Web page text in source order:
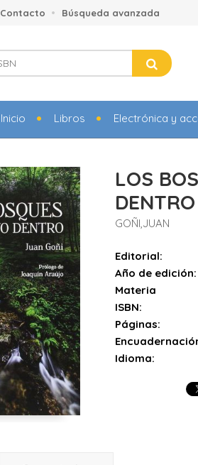
Contacto Búsqueda avanzada
Inicio Libros Electrónica y
LOS
GOÑI,JUAN
Editorial:
Año de edición:
Materia
ISBN:
Páginas:
Idioma: